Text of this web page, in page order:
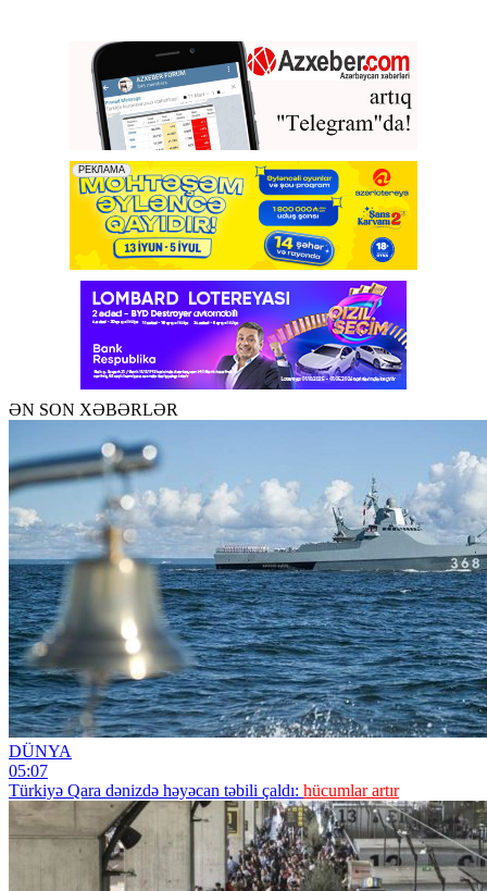
ƏN SON XƏBƏRLƏR
DÜNYA
05:07
Türkiyə Qara dənizdə həyəcan təbili çaldı: hücumlar artır